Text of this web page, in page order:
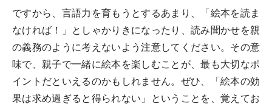
ですから、言語力を育もうとするあまり、「絵本を読ま
なければ！」としゃかりきになったり、読み聞かせを親
の義務のように考えないよう注意してください。その意
味で、親子で一緒に絵本を楽しむことが、最も大切なポ
イントだといえるのかもしれません。ぜひ、「絵本の効
果は求め過ぎると得られない」ということを、覚えてお